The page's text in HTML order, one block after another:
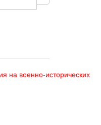
на военно-исторических